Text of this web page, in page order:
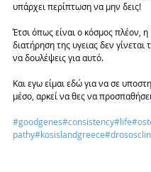
υπάρχει περίπτωση να μην δεις!
Έτσι όπως είναι ο κόσμος πλέον, η
διατήρηση της υγειας δεν γίνεται
να δουλέψεις για αυτό.
Και εγω είμαι εδώ για να σε
μέσο, αρκεί να θες να
#goodgenes#consistency#life
pathy#kosislandgreece